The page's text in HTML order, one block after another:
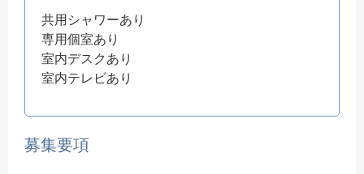
共用シャワーあり
専用個室あり
室内デスクあり
室内テレビあり
募集要項